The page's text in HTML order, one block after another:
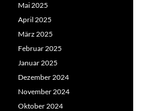
Mai 2025
April 2025
März 2025
Februar 2025
Januar 2025
Dezember 2024
November 2024
Oktober 2024